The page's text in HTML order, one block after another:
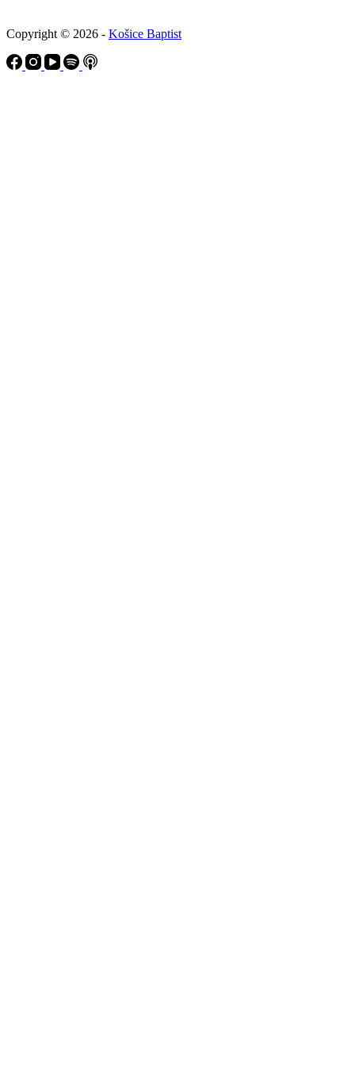
Copyright © 2026 - Košice Baptist